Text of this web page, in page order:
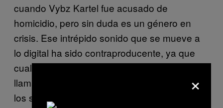
cuando Vybz Kartel fue acusado de
homicidio, pero sin duda es un género en
crisis. Ese intrépido sonido que se mueve a
lo digital ha sido contraproducente, ya que
cualquier persona con un computador puede
llamarse productor. Con menos énfasis en
los shows en vivo, esto ha bajado el nivel de
×